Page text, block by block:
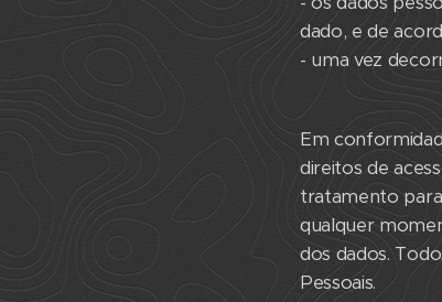
dado, e de
- uma vez
Em
direitos de
tratamento
qualquer
dos dados.
Pessoais.